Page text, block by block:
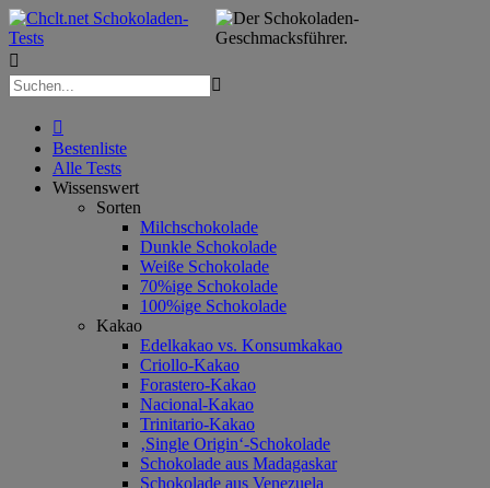



Bestenliste
Alle Tests
Wissenswert
Sorten
Milchschokolade
Dunkle Schokolade
Weiße Schokolade
70%ige Schokolade
100%ige Schokolade
Kakao
Edelkakao vs. Konsumkakao
Criollo-Kakao
Forastero-Kakao
Nacional-Kakao
Trinitario-Kakao
‚Single Origin‘-Schokolade
Schokolade aus Madagaskar
Schokolade aus Venezuela